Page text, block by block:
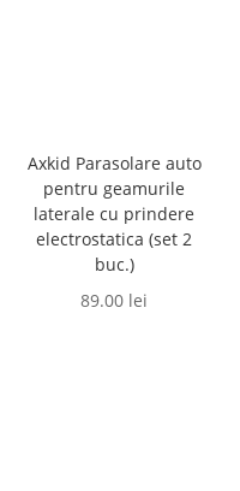
Axkid Parasolare auto
pentru geamurile
laterale cu prindere
electrostatica (set 2
buc.)
89.00 lei